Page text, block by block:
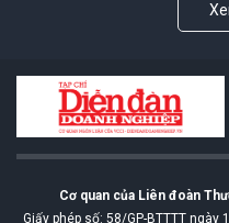
Cơ quan của Liên đoàn
Giấy phép số: 58/GP-BTTTT ngày